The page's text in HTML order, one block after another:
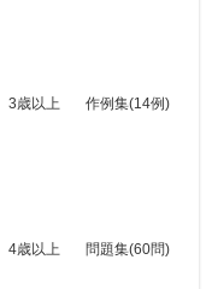
3歳以上 作例集(14例)
4歳以上 問題集(60問)